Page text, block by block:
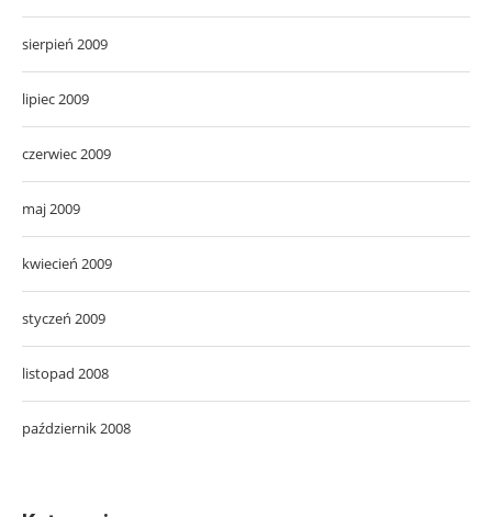
sierpień 2009
lipiec 2009
czerwiec 2009
maj 2009
kwiecień 2009
styczeń 2009
listopad 2008
październik 2008